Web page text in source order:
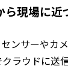
ら現場に近
ンサーやカ
ラウドに送